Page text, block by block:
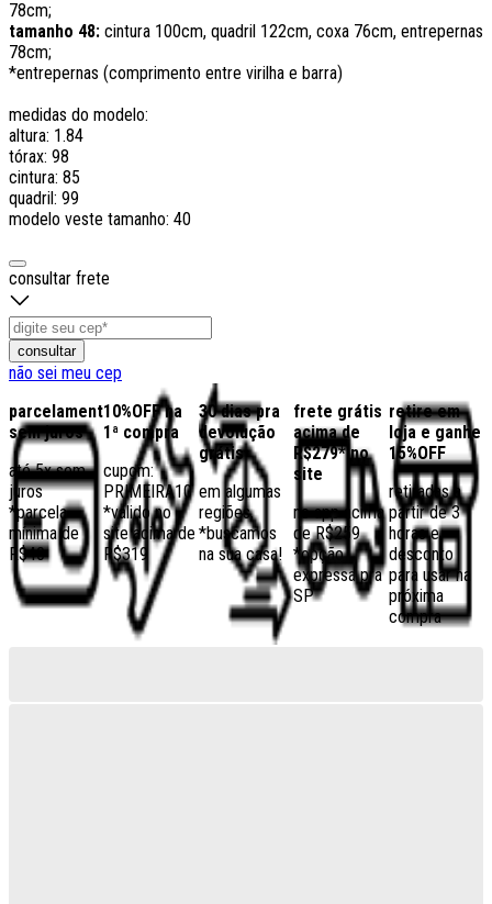
78cm;
tamanho 48: cintura 100cm, quadril 122cm, coxa 76cm, entrepernas
78cm;
*entrepernas (comprimento entre virilha e barra)
medidas do modelo:
altura: 1.84
tórax: 98
cintura: 85
quadril: 99
modelo veste tamanho: 40
consultar frete
consultar
não sei meu cep
parcelamento
sem juros
até 5x sem
juros
*parcela
mínima de
R$40
10%OFF na
1ª compra
cupom:
PRIMEIRA10
*válido no
site acima de
R$319
30 dias pra
devolução
grátis
em algumas
regiões,
*buscamos
na sua casa!
frete grátis
acima de
R$279* no
site
no app acima
de R$259
*opção
expressa pra
SP
retire em
loja e ganhe
15%OFF
retiradas a
partir de 3
horas e
desconto
para usar na
próxima
compra